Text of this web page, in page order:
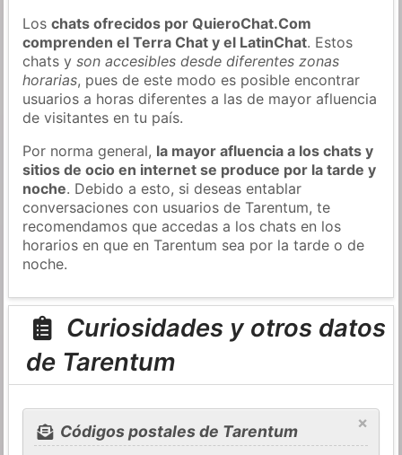
Loschats ofrecidos por QuieroChat.Com
comprenden el Terra Chat y el LatinChat. Estos
chats yson accesibles desde diferentes zonas
horarias, pues de este modo es posible encontrar
usuarios a horas diferentes a las de mayor afluencia
de visitantes en tu país.
Por norma general, la mayor afluencia a los chats y
sitios de ocio en internet se produce por la tarde y
noche. Debido a esto, si deseas entablar
conversaciones con usuarios de Tarentum, te
recomendamos que accedas a los chats en los
horarios en que en Tarentum sea por la tarde o de
noche.
Curiosidades y otros datos
de Tarentum
×
Códigos postales de Tarentum